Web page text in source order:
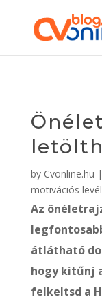
by Cvonline.hu |
motivációs levél
Az
átlátható
hogy kitűnj
felkeltsd a